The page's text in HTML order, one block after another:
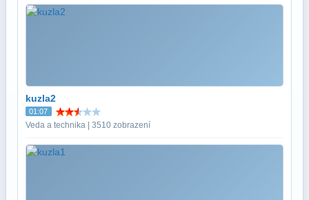
kuzla2
01:07
Veda a technika | 3510 zobrazení